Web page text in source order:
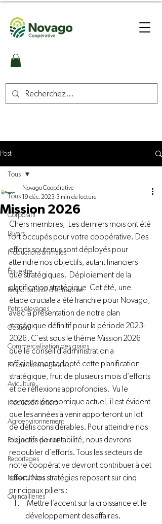
Post
Tous
Corporatif
Divers
Productions animales
Équestre
Responsabilité d'entreprise
Petits élevages
Gestion
Commercialisation des grains
Productions végétales
Aviculture
Production laitière
Agroenvironnement
Production porcine
Reportages
Novacultrices
Quincailleries
Tous
Mission 2026
Novago Coopérative
19 déc. 2023 3 min de lecture
Chers membres,  Les derniers mois ont été
fort occupés pour votre coopérative. Des
efforts soutenus sont déployés pour
atteindre nos objectifs, autant financiers
que stratégiques.  Déploiement de la
planification stratégique  Cet été, une
étape cruciale a été franchie pour Novago,
avec la présentation de notre plan
stratégique définitif pour la période 2023-
2026. C’est sous le thème Mission 2026
que le conseil d’administration a
officiellement adopté cette planification
stratégique, fruit de plusieurs mois d’efforts
et de réflexions approfondies.  Vu le
contexte économique actuel, il est évident
que les années à venir apporteront un lot
de défis considérables. Pour atteindre nos
objectifs de rentabilité, nous devrons
redoubler d’efforts. Tous les secteurs de
notre coopérative devront contribuer à cet
effort. Nos stratégies reposent sur cinq
principaux piliers :
développement des affaires.